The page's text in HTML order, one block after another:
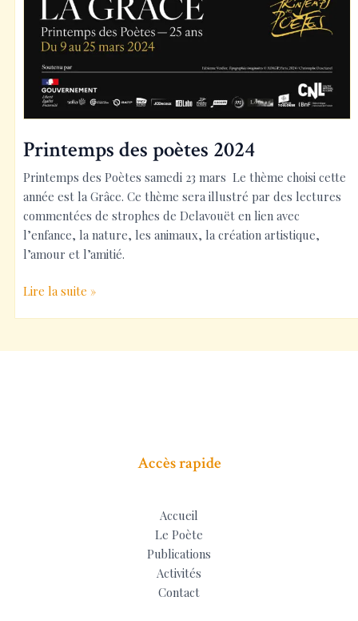
Printemps des poètes 2024
Printemps des Poètes samedi 23 mars Le thème choisi cette
année est la Grâce. Ce thème sera illustré par des lectures
commentées de strophes de Delavouët en lien avec
l’enfance, la nature, les animaux, la création artistique,
l’amour et l’amitié.
Printemps
2024
Lire la suite »
Accès rapide
Accueil
Le Poète
Publications
Activités
Contact